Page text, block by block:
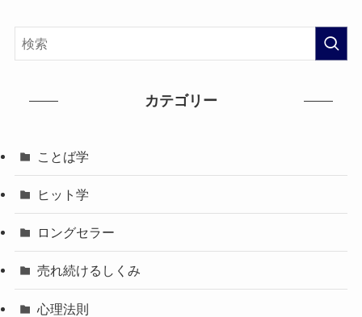
カテゴリー
ことば学
ヒット学
ロングセラー
売れ続けるしくみ
心理法則